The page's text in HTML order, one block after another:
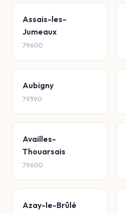
Assais-les-
Jumeaux
79600
Aubigny
79390
Availles-
Thouarsais
79600
Azay-le-Brûlé